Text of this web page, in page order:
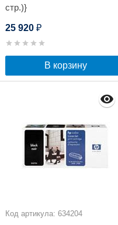
стр.)}
25 920 ₽
В корзину
Код артикула: 634204